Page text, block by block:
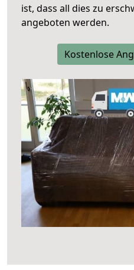
ist, dass all dies zu
angeboten werden.
Kostenlose